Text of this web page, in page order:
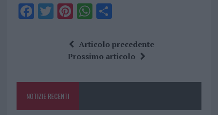
F
o
k
T Pi
te
re
W
at
s
p
S
a
re
Articolo precedente
Prossimo articolo
NOTIZIE RECENTI